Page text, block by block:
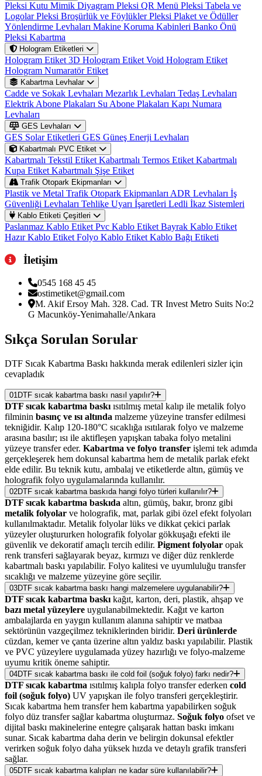
Pleksi Kutu Mimik Diyagram Pleksi QR Menü Pleksi Tabela ve
LogolarPleksi Broşürlük ve FöylüklerPleksi Plaket ve Ödüller
Yönlendirme Levhaları Makine Koruma Kabinleri Banko Önü
Pleksi Kabartma
Hologram Etiketleri
Hologram Etiket 3D Hologram Etiket Void Hologram Etiket
Hologram Numaratör Etiket
Kabartma Levhalar
Cadde ve Sokak Levhaları Mezarlık Levhaları Tedaş Levhaları
Elektrik Abone Plakaları Su Abone Plakaları Kapı Numara
Levhaları
GES Levhaları
GES Solar Etiketleri GES Güneş Enerji Levhaları
Kabartmalı PVC Etiket
Kabartmalı Tekstil Etiket Kabartmalı Termos Etiket Kabartmalı
Kupa Etiket Kabartmalı Şişe Etiket
Trafik Otopark Ekipmanları
Plastik ve Metal Trafik Otopark Ekipmanları ADR Levhaları İş
Güvenliği Levhaları Tehlike Uyarı İşaretleri Ledli İkaz Sistemleri
Kablo Etiketi Çeşitleri
Paslanmaz Kablo Etiket Pvc Kablo Etiket Bayrak Kablo Etiket
Hazır Kablo Etiket Folyo Kablo Etiket Kablo Bağı Etiketi
İletişim
0545 168 45 45
ostimetiket@gmail.com
M. Akif Ersoy Mah. 328. Cad. TR Invest Metro Suits No:2
G Macunköy-Yenimahalle/Ankara
Sıkça Sorulan Sorular
DTF Sıcak Kabartma Baskı hakkında merak edilenleri sizler için
cevapladık
01DTF sıcak kabartma baskı nasıl yapılır?
DTF sıcak kabartma baskıısıtılmış metal kalıp ile metalik folyo
filminin basınç ve ısı altında malzeme yüzeyine transfer edilmesi
tekniğidir. Kalıp 120-180°C sıcaklığa ısıtılarak folyo ve malzeme
arasına basılır; ısı ile aktifleşen yapışkan tabaka folyo metalini
yüzeye transfer eder. Kabartma ve folyo transfer işlemi tek adımda
gerçekleşerek hem dokunsal kabartma hem de metalik parlak efekt
elde edilir. Bu teknik kutu, ambalaj ve etiketlerde altın, gümüş ve
holografik folyo uygulamalarında kullanılır.
02DTF sıcak kabartma baskıda hangi folyo türleri kullanılır?
DTF sıcak kabartma baskıda altın, gümüş, bakır, bronz gibi
metalik folyolar ve holografik, mat, parlak gibi özel efekt folyoları
kullanılmaktadır. Metalik folyolar lüks ve dikkat çekici parlak
yüzeyler oluştururken holografik folyolar gökkuşağı efekti ile
güvenlik ve dekoratif amaçlı tercih edilir. Pigment folyolar opak
renk transferi sağlayarak beyaz, kırmızı ve diğer düz renklerde
kabartmalı baskı yapılabilir. Folyo kalitesi ve uyumluluğu transfer
sıcaklığı ve malzeme yüzeyine göre seçilir.
03DTF sıcak kabartma baskı hangi malzemelere uygulanabilir?
DTF sıcak kabartma baskıkağıt, karton, deri, plastik, ahşap ve
bazı metal yüzeylere uygulanabilmektedir. Kağıt ve karton
ambalajlarda en yaygın kullanım alanına sahiptir ve matbaa
sektörünün vazgeçilmez tekniklerinden biridir. Deri ürünlerde
cüzdan, kemer ve çanta üzerine altın yaldız baskı yapılabilir. Plastik
ve PVC yüzeylere uygulamada yüzey hazırlığı ve folyo-malzeme
uyumu kritik öneme sahiptir.
04DTF sıcak kabartma baskı ile cold foil (soğuk folyo) farkı nedir?
DTF sıcak kabartma ısıtılmış kalıpla folyo transfer ederken cold
foil (soğuk folyo) UV yapışkan ile folyo transferi gerçekleştirir.
Sıcak kabartma hem transfer hem kabartma yapabilirken soğuk
folyo düz transfer sağlar kabartma oluşturmaz. Soğuk folyo ofset ve
dijital baskı makinelerine entegre çalışarak hattan baskı imkanı
sunar. Sıcak kabartma daha derin ve belirgin dokunsal efektler
verirken soğuk folyo daha yüksek hızda ve detaylı grafik transferi
sağlar.
05DTF sıcak kabartma kalıpları ne kadar süre kullanılabilir?